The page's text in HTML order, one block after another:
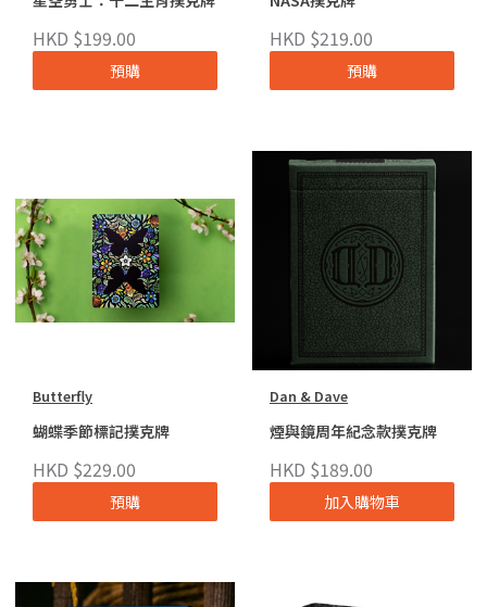
HKD $199.00
預購
HKD $219.00
預購
Butterfly
蝴蝶季節標記撲克牌
HKD $229.00
預購
Dan & Dave
煙與鏡周年紀念款撲克牌
HKD $189.00
加入購物車